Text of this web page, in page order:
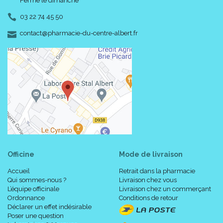
Ne pas l’ utiliser en cas d’ allergie connue à l’ un des
composants.
hypersensibilité locale ou générale, laver la peau à l’ eau et
*Données internes, test in vitro 2011, page 3, tableau ligne 15.
Composition
Paraffine liquide (huile minérale), Myristate d' isopropyle, PEG-4,
excipients.
Preuves d' efficacité
03 22 74 45 50
contact-
@-
pharmacie-du-centre-albert.fr
Officine
Accueil
Qui sommes-nous ?
L’équipe officinale
Ordonnance
Déclarer un effet indésirable
Poser une question
Mode de livraison
Retrait dans la pharmacie
Livraison chez vous
Livraison chez un commerçant
Conditions de retour